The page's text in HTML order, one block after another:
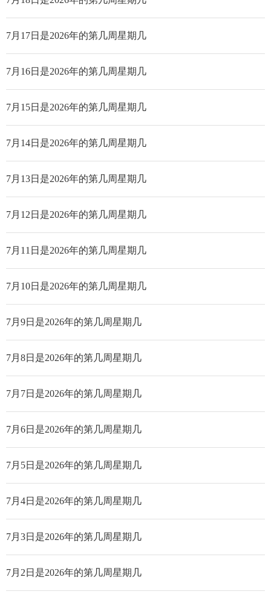
7月17日是2026年的第几周星期几
7月16日是2026年的第几周星期几
7月15日是2026年的第几周星期几
7月14日是2026年的第几周星期几
7月13日是2026年的第几周星期几
7月12日是2026年的第几周星期几
7月11日是2026年的第几周星期几
7月10日是2026年的第几周星期几
7月9日是2026年的第几周星期几
7月8日是2026年的第几周星期几
7月7日是2026年的第几周星期几
7月6日是2026年的第几周星期几
7月5日是2026年的第几周星期几
7月4日是2026年的第几周星期几
7月3日是2026年的第几周星期几
7月2日是2026年的第几周星期几